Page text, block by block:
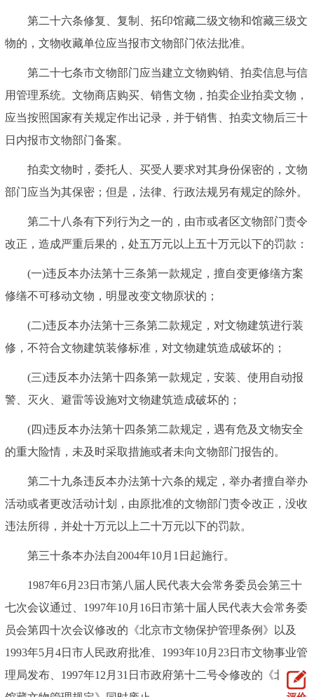
第二十六条修复、复制、拓印馆藏二级文物和馆藏三级文
物的，文物收藏单位应当报市文物部门依法批准。
第二十七条市文物部门应当建立文物购销、拍卖信息与信
用管理系统。文物商店购买、销售文物，拍卖企业拍卖文物，
应当按照国家有关规定作出记录，并于销售、拍卖文物后三十
日内报市文物部门备案。
拍卖文物时，委托人、买受人要求对其身份保密的，文物
部门应当为其保密；但是，法律、行政法规另有规定的除外。
第二十八条有下列行为之一的，由市或者区文物部门责令
改正，造成严重后果的，处五万元以上五十万元以下的罚款：
(一)违反本办法第十三条第一款规定，擅自变更修缮方案
修缮不可移动文物，明显改变文物原状的；
(二)违反本办法第十三条第二款规定，对文物建筑进行装
修，不符合文物建筑装修标准，对文物建筑造成破坏的；
(三)违反本办法第十四条第一款规定，安装、使用自动报
警、灭火、避雷等设施对文物建筑造成破坏的；
(四)违反本办法第十四条第二款规定，遇有危及文物安全
的重大险情，未及时采取措施或者未向文物部门报告的。
第二十九条违反本办法第十六条的规定，举办者擅自举办
活动或者更改活动计划，由原批准的文物部门责令改正，没收
违法所得，并处十万元以上二十万元以下的罚款。
第三十条本办法自2004年10月1日起施行。
1987年6月23日市第八届人民代表大会常务委员会第三十
七次会议通过、1997年10月16日市第十届人民代表大会常务委
员会第四十次会议修改的《北京市文物保护管理条例》以及
1993年5月4日市人民政府批准、1993年10月23日市文物事业管
理局发布、1997年12月31日市政府第十二号令修改的《北京市